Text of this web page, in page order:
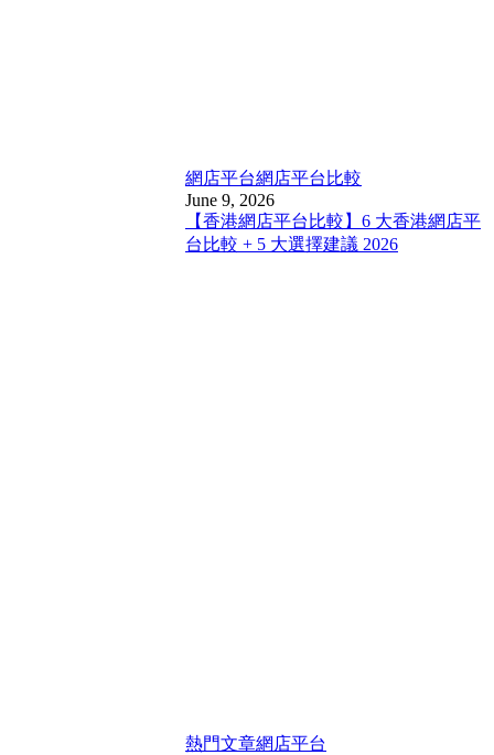
網店平台網店平台比較
June 9, 2026
【香港網店平台比較】6 大香港網店平
台比較 + 5 大選擇建議 2026
熱門文章網店平台